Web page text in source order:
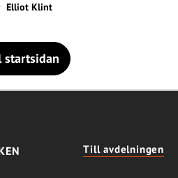
Elliot Klint
startsidan
Till avdelningen